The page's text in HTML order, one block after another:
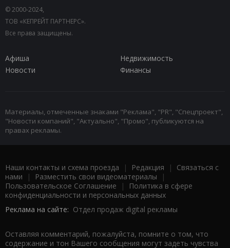
© 2000-2024,
ТОВ «КЕПРЕЙТ ПАРТНЕРС».
Все права защищены.
Афиша
Недвижимость
Новости
Финансы
Материалы, отмеченные знаками "Реклама", "PR", "Спецпроект",
"Новости компаний", "Актуально", "Промо", публикуются на
правах рекламы.
Наши контакты и схема проезда | Редакция | Связаться с
нами | Разместить свои видеоматериалы |
Пользовательское Соглашение |
Политика в сфере
конфиденциальности и персональных данных
Реклама на сайте: Отдел продаж digital рекламы
Оставляя комментарий, пожалуйста, помните о том, что
содержание и тон Вашего сообщения могут задеть чувства